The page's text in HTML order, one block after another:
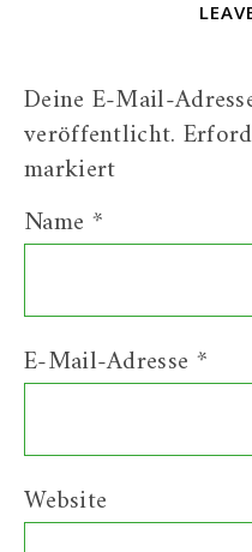
Deine E-Mail-
veröffentlicht.
markiert
Name *
E-Mail-Adresse *
Website